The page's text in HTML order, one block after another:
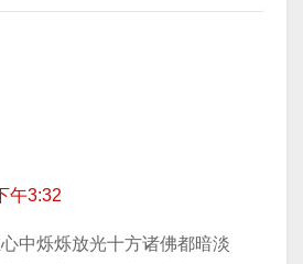
午3:32
中烁烁放光十方诸佛都暗淡